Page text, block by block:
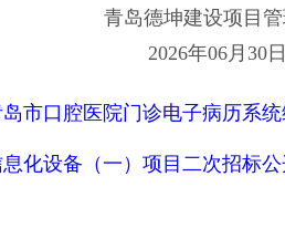
建设项目管理有
06月30日
市口腔医院门诊电子病历系
化设备（一）项目二次招标